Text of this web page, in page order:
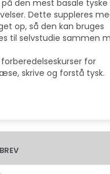
den mest basale tyske
Dette suppleres
op, så den kan bruges
til selvstudie sammen
for
skrive og forstå tysk.